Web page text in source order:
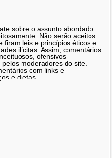
sobre o assunto abordado
Não serão aceitos
firam leis e princípios éticos e
ilícitas. Assim, comentários
ofensivos,
moderadores do site.
com links e
e dietas.